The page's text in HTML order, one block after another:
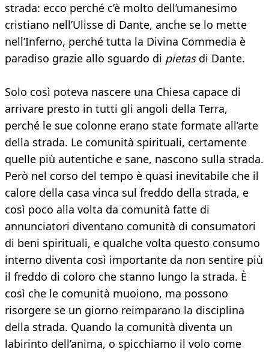
strada: ecco perché c’è molto dell’umanesimo
cristiano nell’Ulisse di Dante, anche se lo mette
nell’Inferno, perché tutta la Divina Commedia è
paradiso grazie allo sguardo di pietasdi Dante.
Solo così poteva nascere una Chiesa capace di
arrivare presto in tutti gli angoli della Terra,
perché le sue colonne erano state formate all’arte
della strada. Le comunità spirituali, certamente
quelle più autentiche e sane, nascono sulla strada.
Però nel corso del tempo è quasi inevitabile che il
calore della casa vinca sul freddo della strada, e
così poco alla volta da comunità fatte di
annunciatori diventano comunità di consumatori
di beni spirituali, e qualche volta questo consumo
interno diventa così importante da non sentire più
il freddo di coloro che stanno lungo la strada. È
così che le comunità muoiono, ma possono
risorgere se un giorno reimparano la disciplina
della strada. Quando la comunità diventa un
labirinto dell’anima, o spicchiamo il volo come